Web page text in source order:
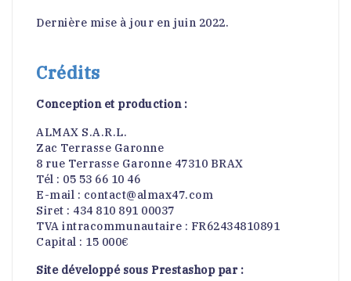
Dernière mise à jour en juin 2022.
Crédits
Conception et production :
ALMAX S.A.R.L.
Zac Terrasse Garonne
8 rue Terrasse Garonne 47310 BRAX
Tél : 05 53 66 10 46
E-mail : contact@almax47.com
Siret : 434 810 891 00037
TVA intracommunautaire : FR62434810891
Capital : 15 000€
Site développé sous Prestashop par :